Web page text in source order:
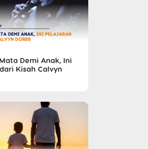
Demi Anak, Ini
Kisah Calvyn